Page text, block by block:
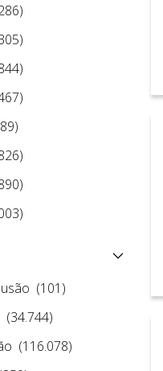
(101)
(34.744)
(116.078)